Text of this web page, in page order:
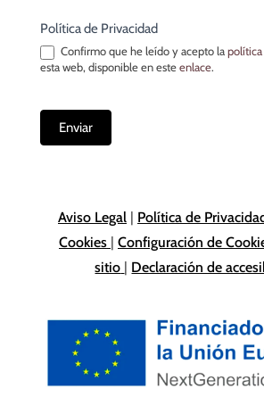
Política de Privacidad
Confirmo que he leído y acepto la
esta web, disponible en esteenlace.
Enviar
Aviso Legal| Política de
Cookies
Configuración de
sitio
Declaración de